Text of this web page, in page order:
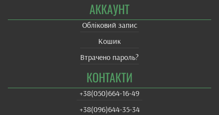
АККАУНТ
Обліковий запис
Кошик
Втрачено пароль?
КОНТАКТИ
+38(‎050)664-16-49
+38‎(096)644-35-34